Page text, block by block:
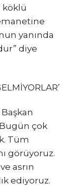
köklü
yanında
diye
çok
Tüm
görüyoruz.
asrın
ediyoruz.